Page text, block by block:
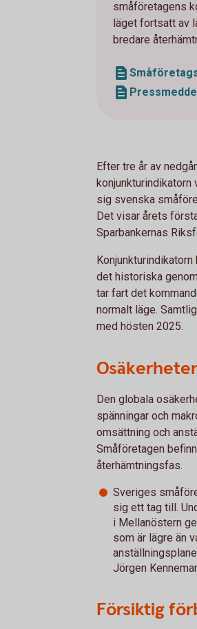
småföretagens
läget fortsatt av
bredare
Efter tre år av
konjunkturindikatorn
sig svenska
Det visar årets
Sparbankernas
det historiska
tar fart det
normalt läge.
med hösten 2025.
Den globala
spänningar och
omsättning och
Småföretagen
återhämtningsfas.
Sveriges
sig ett tag till.
i Mellanöstern
som är lägre än
Jörgen
Försiktig